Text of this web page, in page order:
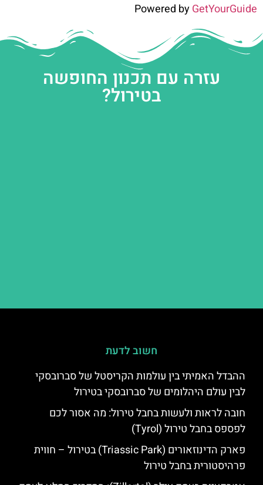
Powered byGetYourGuide
עזרה עם תכנון החופשה
בטירול?
חשוב לדעת
ההבדל האמיתי בין עולמות הקריסטל של סברובסקי
לבין עולם היהלומים של סברובסקי בטירול
חובה לראות ולעשות בחבל טירול: מה אסור לכם
לפספס בחבל טירול (Tyrol)
פארק הדינוזאורים (Triassic Park) בטירול – חווית
פרהיסטורית בחבל טירול